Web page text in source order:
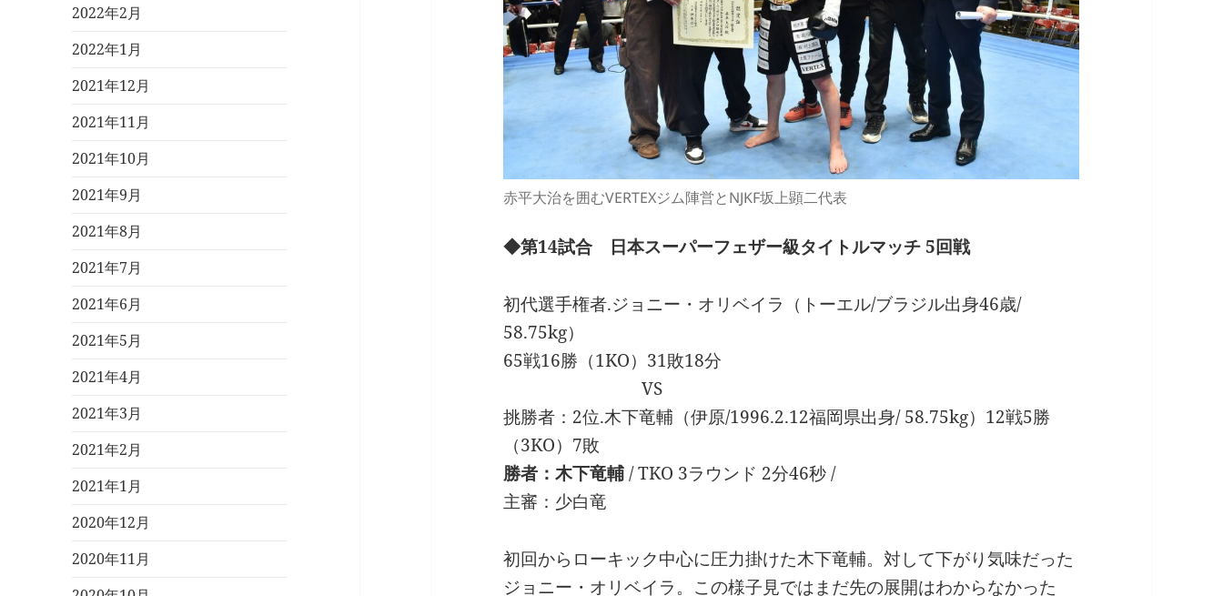
2022年2月
2022年1月
2021年12月
2021年11月
2021年10月
2021年9月
2021年8月
2021年7月
2021年6月
2021年5月
2021年4月
2021年3月
2021年2月
2021年1月
2020年12月
2020年11月
赤平大治を囲むVERTEXジム陣営とNJKF坂上顕二代表
◆第14試合 日本スーパーフェザー級タイトルマッチ 5回戦
初代選手権者.ジョニー・オリベイラ（トーエル/ブラジル出身46歳/
58.75kg）
65戦16勝（1KO）31敗18分
VS
挑勝者：2位.木下竜輔（伊原/1996.2.12福岡県出身/ 58.75kg）12戦5勝
（3KO）7敗
勝者：木下竜輔/ TKO 3ラウンド 2分46秒 /
主審：少白竜
初回からローキック中心に圧力掛けた木下竜輔。対して下がり気味だった
ジョニー・オリベイラ。この様子見ではまだ先の展開はわからなかった